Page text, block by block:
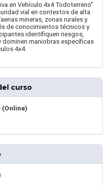
en Vehículo 4x4 Todoterreno”
vial en contextos de alta
mineras, zonas rurales y
de conocimientos técnicos y
identifiquen riesgos,
maniobras específicas
4x4.
curso
(Online)